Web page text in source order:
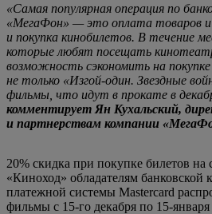
«Самая популярная операция по
«МегаФон» — это оплата товаров и
и покупка кинобилетов. В течение
которые любят посещать
возможность сэкономить на
не только «Изгой-один. Звездные
фильмы, что идут в прокате в
комментирует Ян Кухальский,
и партнерствам компании
20% скидка при покупке билетов
«Киноход» обладателям
платежной системы Mastercard
фильмы с 15-го декабря по 15-января